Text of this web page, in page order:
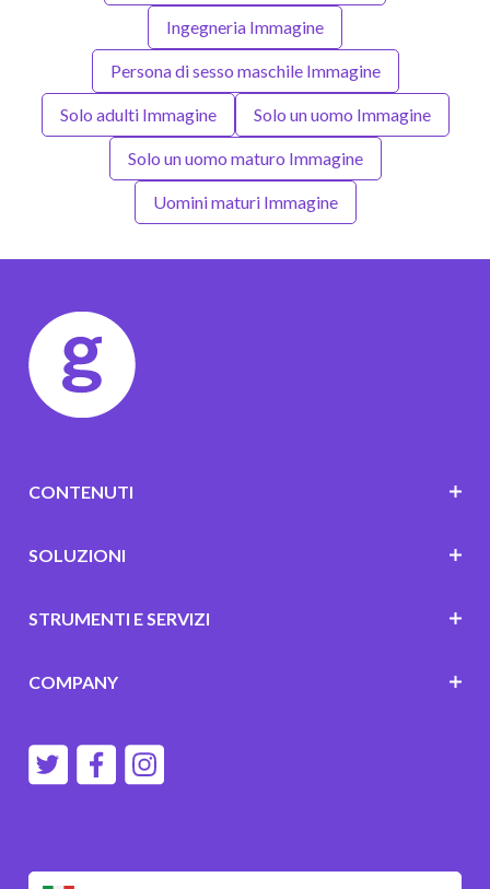
Ingegneria Immagine
Persona di sesso maschile Immagine
Solo adulti Immagine Solo un uomo Immagine
Solo un uomo maturo Immagine
Uomini maturi Immagine
CONTENUTI
SOLUZIONI
STRUMENTI E SERVIZI
COMPANY